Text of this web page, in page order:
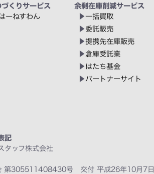
づくりサービス
ーねすわん
余剰在庫削減サービス
一括買取
委託販売
提携先在庫販売
倉庫受託業
はたち基金
パートナーサイト
記
タッフ株式会社
第305511408430号 交付 平成26年10月7日